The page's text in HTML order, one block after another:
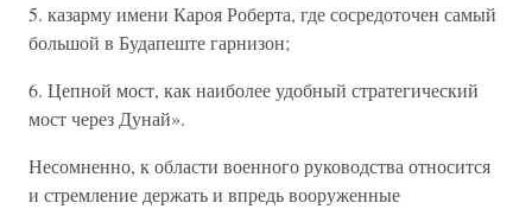
5. казарму имени Кароя Роберта, где сосредоточен самый
большой в Будапеште гарнизон;
6. Цепной мост, как наиболее удобный стратегический
мост через Дунай».
Несомненно, к области военного руководства относится
и стремление держать и впредь вооруженные